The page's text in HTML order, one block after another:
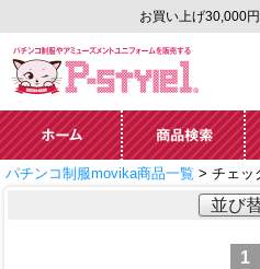
お買い上げ30,000
ーズメントユニフォー
ム通販「P-style 1」.
ホーム 商品検索
パチンコ制服movika商品一覧 > チェ
並び
1